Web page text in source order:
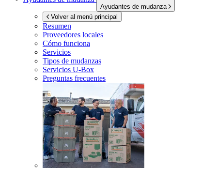
Ayudantes de mudanza
Volver al menú principal
Resumen
Proveedores locales
Cómo funciona
Servicios
Tipos de mudanzas
Servicios U-Box
Preguntas frecuentes